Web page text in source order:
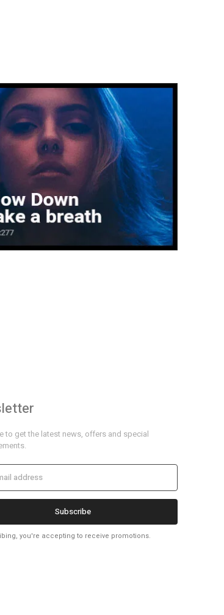
to get the latest news, offers and special
Subscribe
you're accepting to receive promotions.